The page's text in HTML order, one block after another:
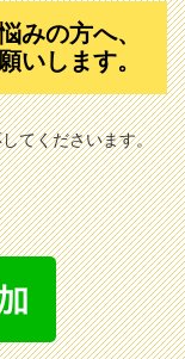
みの方へ、
いします。
てくださいます。